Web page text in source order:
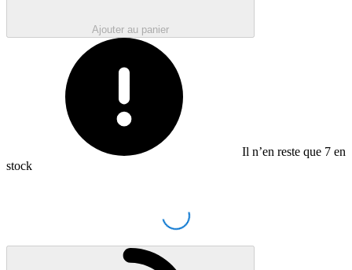
Ajouter au panier
Il n’en reste que 7 en
stock
Loading...